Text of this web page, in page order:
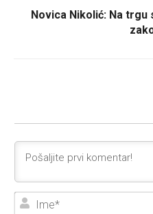
Novica Nikolić: Na